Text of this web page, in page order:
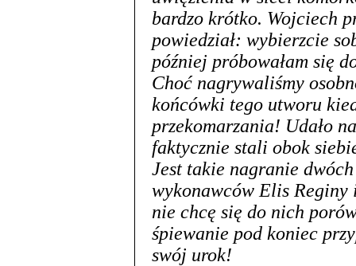
bardzo krótko. Wojciech
powiedział: wybierzcie
później próbowałam się
Choć nagrywaliśmy
końcówki tego utworu
przekomarzania! Udało
faktycznie stali obok
Jest takie nagranie
wykonawców Elis Reginy
nie chcę się do nich
śpiewanie pod koniec
swój urok!